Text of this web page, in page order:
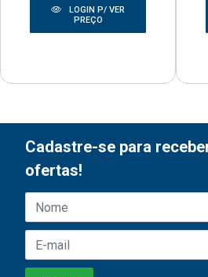
LOGIN P/ VER
PREÇO
Cadastre-se para
ofertas!